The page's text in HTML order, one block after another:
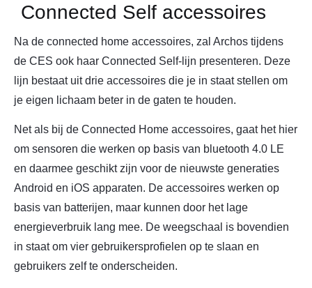
Connected Self accessoires
Na de connected home accessoires, zal Archos tijdens
de CES ook haar Connected Self-lijn presenteren. Deze
lijn bestaat uit drie accessoires die je in staat stellen om
je eigen lichaam beter in de gaten te houden.
Net als bij de Connected Home accessoires, gaat het hier
om sensoren die werken op basis van bluetooth 4.0 LE
en daarmee geschikt zijn voor de nieuwste generaties
Android en iOS apparaten. De accessoires werken op
basis van batterijen, maar kunnen door het lage
energieverbruik lang mee. De weegschaal is bovendien
in staat om vier gebruikersprofielen op te slaan en
gebruikers zelf te onderscheiden.